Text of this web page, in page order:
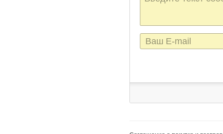
сообщения
E-
mail